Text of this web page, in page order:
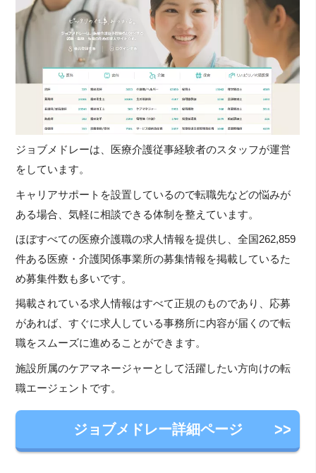
ジョブメドレーは、医療介護従事経験者のスタッフが運営
をしています。
キャリアサポートを設置しているので転職先などの悩みが
ある場合、気軽に相談できる体制を整えています。
ほぼすべての医療介護職の求人情報を提供し、全国262,859
件ある医療・介護関係事業所の募集情報を掲載しているた
め募集件数も多いです。
掲載されている求人情報はすべて正規のものであり、応募
があれば、すぐに求人している事務所に内容が届くので転
職をスムーズに進めることができます。
施設所属のケアマネージャーとして活躍したい方向けの転
職エージェントです。
ジョブメドレー詳細ページ